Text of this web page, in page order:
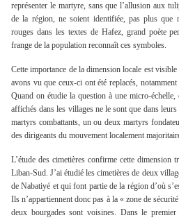
représenter le martyre, sans que l’allusion aux
de la région, ne soient identifiée, pas plus que
rouges dans les textes de Hafez, grand poète
frange de la population reconnaît ces symboles.
Cette importance de la dimension locale est
avons vu que ceux-ci ont été replacés,
Quand on étudie la question à une micro-
affichés dans les villages ne le sont que dans
martyrs combattants, un ou deux martyrs
des dirigeants du mouvement localement
L’étude des cimetières confirme cette dimension
Liban-Sud. J’ai étudié les cimetières de deux
de Nabatiyé et qui font partie de la région d’où
Ils n’appartiennent donc pas à la « zone de
deux bourgades sont voisines. Dans le